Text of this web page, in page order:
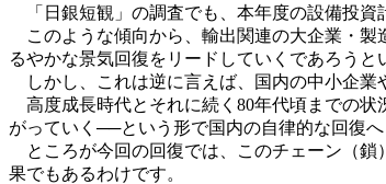
「日銀短観」の調査でも、本年度の設備投資
このような傾向から、輸出関連の大企業・製
るやかな景気回復をリードしていくであろうと
しかし、これは逆に言えば、国内の中小企業
高度成長時代とそれに続く80年代頃までの状
がっていく──という形で国内の自律的な回復へ
ところが今回の回復では、このチェーン（鎖
果でもあるわけです。